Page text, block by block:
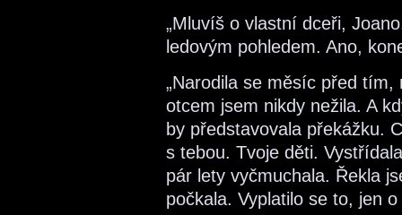
„Mluvíš o vlastní dceři,
ledovým pohledem. Ano,
„Narodila se měsíc před
otcem jsem nikdy nežila. A
by představovala překážku.
s tebou. Tvoje děti.
pár lety vyčmuchala. Řekla
počkala. Vyplatilo se to, jen